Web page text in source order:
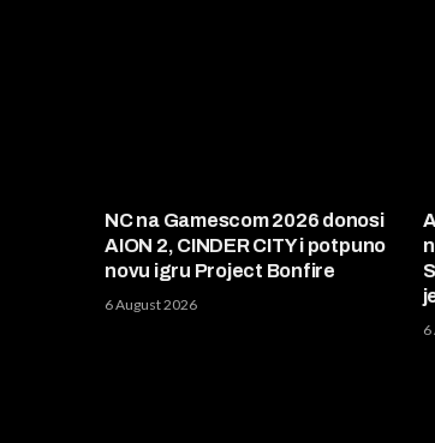
NC na Gamescom 2026 donosi
AION 2, CINDER CITY i potpuno
novu igru Project Bonfire
6 August 2026
6